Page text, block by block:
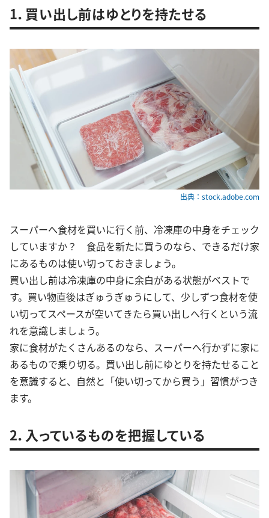
1．買い出し前はゆとりを持たせる
出典：stock.adobe.com
スーパーへ食材を買いに行く前、冷凍庫の中身をチェック
していますか？ 食品を新たに買うのなら、できるだけ家
にあるものは使い切っておきましょう。
買い出し前は冷凍庫の中身に余白がある状態がベストで
す。買い物直後はぎゅうぎゅうにして、少しずつ食材を使
い切ってスペースが空いてきたら買い出しへ行くという流
れを意識しましょう。
家に食材がたくさんあるのなら、スーパーへ行かずに家に
あるもので乗り切る。買い出し前にゆとりを持たせること
を意識すると、自然と「使い切ってから買う」習慣がつき
ます。
2．入っているものを把握している